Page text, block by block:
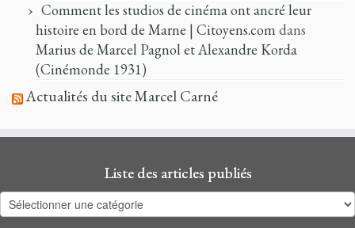
Comment les studios de cinéma ont ancré leur
histoire en bord de Marne | Citoyens.comdans
Marius de Marcel Pagnol et Alexandre Korda
(Cinémonde 1931)
Actualités du site Marcel Carné
Liste des articles publiés
Liste
des